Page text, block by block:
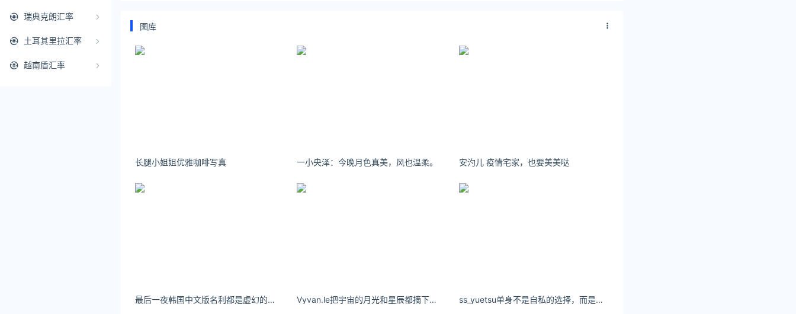
瑞典克朗汇率
土耳其里拉汇率
越南盾汇率
图库
长腿小姐姐优雅咖啡写真 一小央泽：今晚月色真美，风也温柔。 安汋儿 疫情宅家，也要美美哒
最后一夜韩国中文版名利都是虚幻的，自己的心才是最实在的。 Vyvan.le把宇宙的月光和星辰都摘下来塞进你的口袋里。 ​​​ ss_yuetsu单身不是自私的选择，而是比和错的人在一起更明智的选择